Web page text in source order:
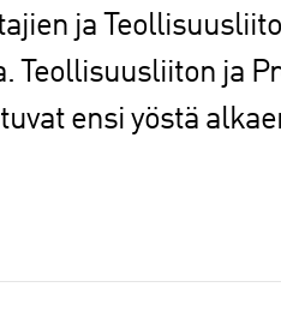
ja
Teollisuusliiton ja
ensi yöstä